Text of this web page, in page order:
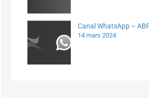
Canal WhatsApp –
14 mars 2024